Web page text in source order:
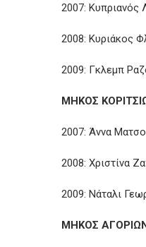
2007:
2008:
2009:
ΜΗΚΟΣ
2007: Άννα
2008:
2009:
ΜΗΚΟΣ